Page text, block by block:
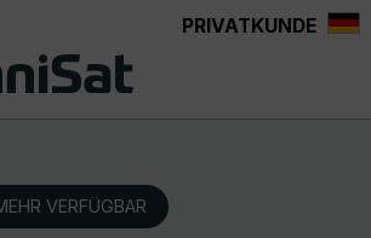
PRIVATKUNDE
VERFÜGBAR